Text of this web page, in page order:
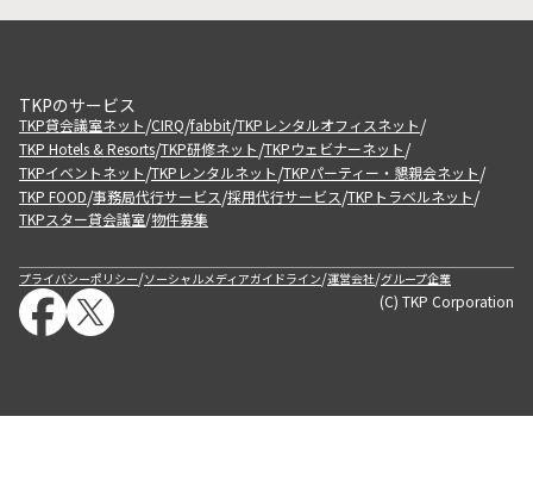
TKPのサービス
TKP貸会議室ネット/CIRQ/fabbit/TKPレンタルオフィスネット/
TKP Hotels & Resorts/TKP研修ネット/TKPウェビナーネット/
TKPイベントネット/TKPレンタルネット/TKPパーティー・懇親会ネット/
TKP FOOD/事務局代行サービス/採用代行サービス/TKPトラベルネット/
TKPスター貸会議室/物件募集
プライバシーポリシー/ソーシャルメディアガイドライン/運営会社/グループ企業
(C) TKP Corporation